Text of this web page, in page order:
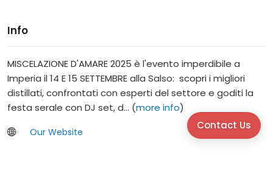
Contact Us
Info
MISCELAZIONE D'AMARE 2025 è l'evento imperdibile a
Imperia il 14 E 15 SETTEMBRE alla Salso: scopri i migliori
distillati, confrontati con esperti del settore e goditi la
festa serale con DJ set, d... (more info)
Our Website